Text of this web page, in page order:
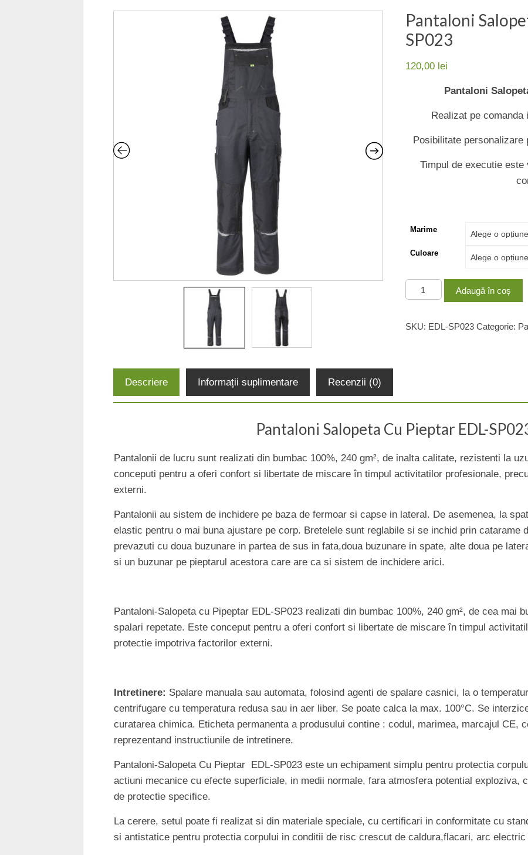
Pantaloni
SP023
120,00 lei
Pantaloni
Realizat pe
Posibilitate
Timpul de executie
Marime
Culoare
Cantitate
Pantaloni
Adaugă în coș
SKU: EDL-SP023 Categorie:
Descriere Informații suplimentare Recenzii (0)
Pantaloni Salopeta Cu Pieptar EDL-
Pantalonii de lucru sunt realizati din bumbac 100%, 240 gm², de inalta calitate, rezistenti la
conceputi pentru a oferi confort si libertate de miscare în timpul activitatilor profesionale,
externi.
Pantalonii au sistem de inchidere pe baza de fermoar si capse in lateral. De asemenea, la
elastic pentru o mai buna ajustare pe corp. Bretelele sunt reglabile si se inchid prin catarame
prevazuti cu doua buzunare in partea de sus in fata,doua buzunare in spate, alte doua pe
si un buzunar pe pieptarul acestora care are ca si sistem de inchidere arici.
Pantaloni-Salopeta cu Pipeptar EDL-SP023 realizati din bumbac 100%, 240 gm², de cea mai
spalari repetate. Este conceput pentru a oferi confort si libertate de miscare în timpul
protectie impotriva factorilor externi.
Intretinere: Spalare manuala sau automata, folosind agenti de spalare casnici, la o
centrifugare cu temperatura redusa sau in aer liber. Se poate calca la max. 100°C. Se
curatarea chimica. Eticheta permanenta a produsului contine : codul, marimea, marcajul CE,
reprezentand instructiunile de intretinere.
Pantaloni-Salopeta Cu Pieptar EDL-SP023 este un echipament simplu pentru protectia
actiuni mecanice cu efecte superficiale, in medii normale, fara atmosfera potential exploziva,
de protectie specifice.
La cerere, setul poate fi realizat si din materiale speciale, cu certificari in conformitate cu
si antistatice pentru protectia corpului in conditii de risc crescut de caldura,flacari, arc electric